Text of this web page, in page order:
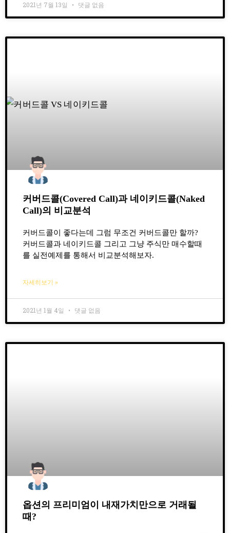
2021년 7월 13일 댓글 없음
커버드콜(Covered Call)과 네이키드콜(Naked
Call)의 비교분석
커버드콜이 좋다는데 그럼 무조건 커버드콜만 할까?
커버드콜과 네이키드콜 그리고 그냥 주식만 매수할때
를 실전예제를 통해서 비교분석해보자.
자세히보기 »
2021년 1월 4일 댓글 없음
옵션의 프리미엄이 내재가치만으로 거래될
때?